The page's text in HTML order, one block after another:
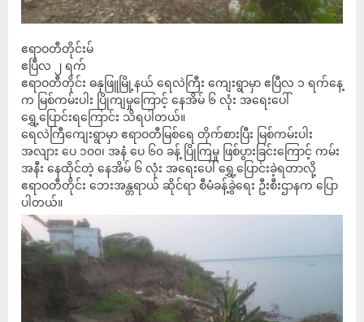
ဧရာဝတီတိုင်းမ်
ဧပြီလ ၂ ရက်
ဧရာဝတီတိုင်း ဓနုဖြူမြို့နယ် ရေလဲကြီး ကျေးရွာမှာ ဧပြီလ ၁ ရက်နေ့
က မြစ်ကမ်းပါး ပြိုကျမှုကြောင့် နေအိမ် ၆ လုံး အရေးပေါ်
ရွှေ့ပြောင်းရကြောင်း သိရပါတယ်။
ရေလဲကြီကျေးရွာမှာ ဧရာဝတီမြစ်ရေ တိုက်စားပြီး မြစ်ကမ်းပါး
အလျား ပေ ၁၀၀၊ အနံ ပေ ၆၀ ခန့် ပြိုကြမှု ဖြစ်ပွားခြင်းကြောင့် ကမ်း
အနီး နေထိုင်တဲ့ နေအိမ် ၆ လုံး အရေးပေါ် ရွှေ့ပြောင်းခဲ့ရတာလို့
ဧရာဝတီတိုင်း ဘေးအန္တရာယ် ဆိုင်ရာ စီမံခန့်ခွဲရေး ဦးစီးဌာနက ပြော
ပါတယ်။